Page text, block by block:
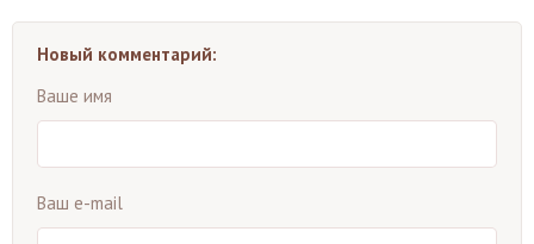
Новый комментарий:
Ваше имя
Ваш e-mail